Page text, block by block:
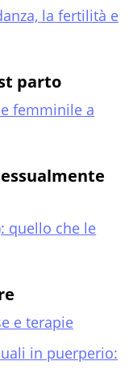
la fertilità e
parto
femminile a
quello che le
e terapie
in puerperio: